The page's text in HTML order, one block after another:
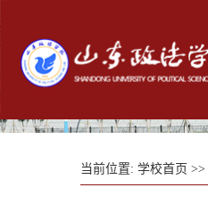
当前位置: 学校首页 >>